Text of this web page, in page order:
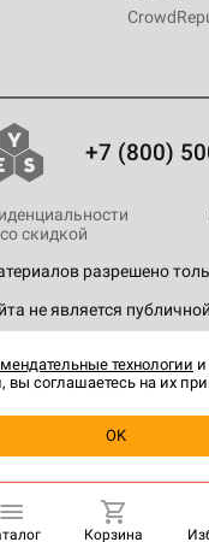
+7 (800)
разрешено
не является
скидкой
Корзина
технологии и
вы соглашаетесь на их
OK